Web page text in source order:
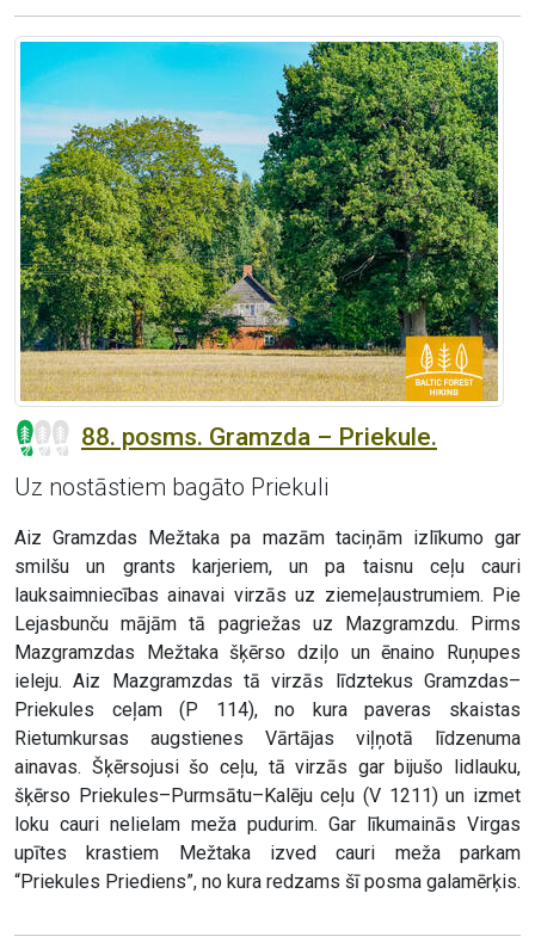
88. posms. Gramzda – Priekule.
Uz nostāstiem bagāto Priekuli
Aiz Gramzdas Mežtaka pa mazām taciņām izlīkumo gar
smilšu un grants karjeriem, un pa taisnu ceļu cauri
lauksaimniecības ainavai virzās uz ziemeļaustrumiem. Pie
Lejasbunču mājām tā pagriežas uz Mazgramzdu. Pirms
Mazgramzdas Mežtaka šķērso dziļo un ēnaino Ruņupes
ieleju. Aiz Mazgramzdas tā virzās līdztekus Gramzdas–
Priekules ceļam (P 114), no kura paveras skaistas
Rietumkursas augstienes Vārtājas viļņotā līdzenuma
ainavas. Šķērsojusi šo ceļu, tā virzās gar bijušo lidlauku,
šķērso Priekules–Purmsātu–Kalēju ceļu (V 1211) un izmet
loku cauri nelielam meža pudurim. Gar līkumainās Virgas
upītes krastiem Mežtaka izved cauri meža parkam
“Priekules Priediens”, no kura redzams šī posma galamērķis.